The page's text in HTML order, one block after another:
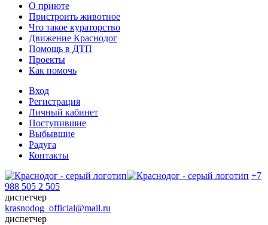
О приюте
Пристроить животное
Что такое кураторство
Движение Краснодог
Помощь в ДТП
Проекты
Как помочь
Вход
Регистрация
Личный кабинет
Поступившие
Выбывшие
Радуга
Контакты
+7
988 505 2 505
диспетчер
krasnodog_official@mail.ru
диспетчер